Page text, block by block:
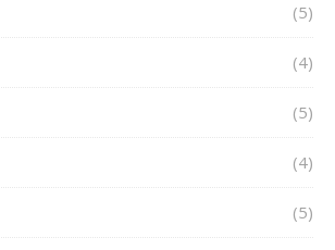
(5)
(4)
(5)
(4)
(5)